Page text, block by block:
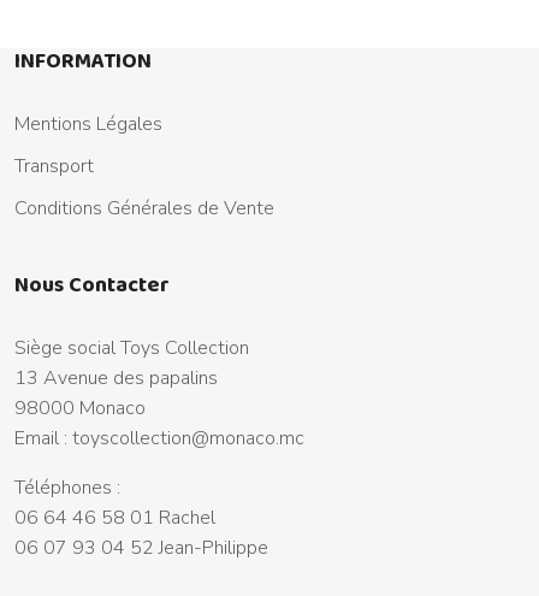
INFORMATION
Mentions Légales
Transport
Conditions Générales de Vente
Nous Contacter
Siège social Toys Collection
13 Avenue des papalins
98000 Monaco
Email : toyscollection@monaco.mc
Téléphones :
06 64 46 58 01 Rachel
06 07 93 04 52 Jean-Philippe